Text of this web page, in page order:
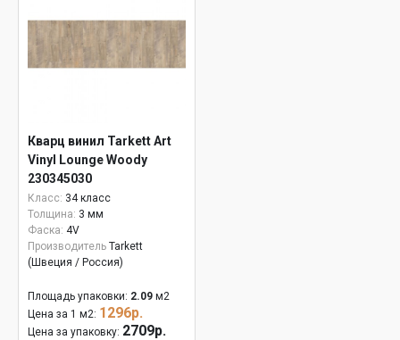
Кварц винил Tarkett Art
Vinyl Lounge Woody
230345030
Класс: 34 класс
Толщина: 3 мм
Фаска: 4V
Производитель Tarkett
(Швеция / Россия)
Площадь упаковки: 2.09 м2
Цена за 1 м2: 1296р.
Цена за упаковку: 2709р.